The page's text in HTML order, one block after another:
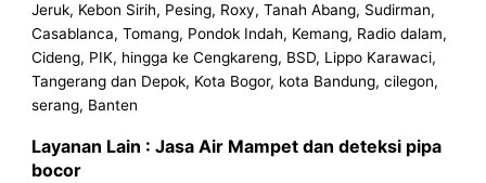
Jeruk, Kebon Sirih, Pesing, Roxy, Tanah Abang, Sudirman,
Casablanca, Tomang, Pondok Indah, Kemang, Radio dalam,
Cideng, PIK, hingga ke Cengkareng, BSD, Lippo Karawaci,
Tangerang dan Depok, Kota Bogor, kota Bandung, cilegon,
serang, Banten
Layanan Lain : Jasa Air Mampet dan deteksi pipa
bocor